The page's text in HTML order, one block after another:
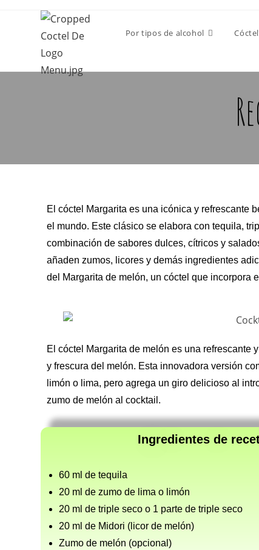
Por tipos de alcohol
El cóctel Margarita es una icónica y refrescante
el mundo. Este clásico se elabora con tequila,
combinación de sabores dulces, cítricos y
añaden zumos, licores y demás ingredientes
del Margarita de melón, un cóctel que incorpora
El cóctel Margarita de melón es una refrescante
y frescura del melón. Esta innovadora versión
limón o lima, pero agrega un giro delicioso al
zumo de melón al cocktail.
Ingredientes de
60 ml de tequila
20 ml de zumo de lima o limón
20 ml de triple seco o 1 parte de triple seco
20 ml de Midori (licor de melón)
Zumo de melón (opcional)